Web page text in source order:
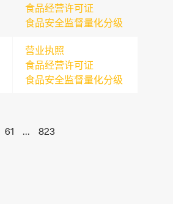
食品经营许可证
食品安全监督量化分级
营业执照
食品经营许可证
食品安全监督量化分级
61 ... 823